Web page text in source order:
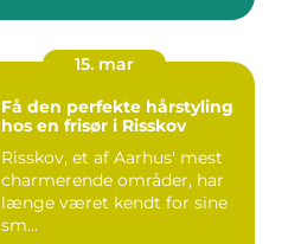
15. mar
Få den perfekte hårstyling
hos en frisør i Risskov
Risskov, et af Aarhus' mest
charmerende områder, har
længe været kendt for sine
sm...